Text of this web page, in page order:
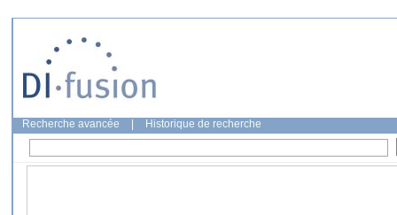
Recherche avancée Historique de recherche